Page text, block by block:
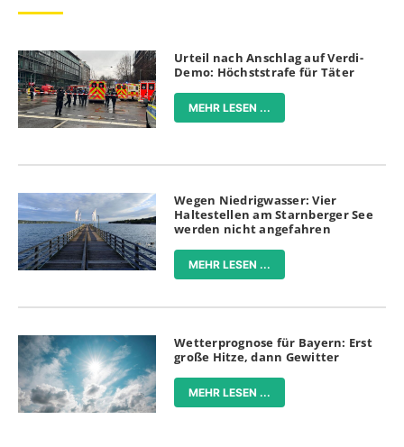
Urteil nach Anschlag auf Verdi-
Demo: Höchststrafe für Täter
MEHR LESEN ...
Wegen Niedrigwasser: Vier
Haltestellen am Starnberger See
werden nicht angefahren
MEHR LESEN ...
Wetterprognose für Bayern: Erst
große Hitze, dann Gewitter
MEHR LESEN ...